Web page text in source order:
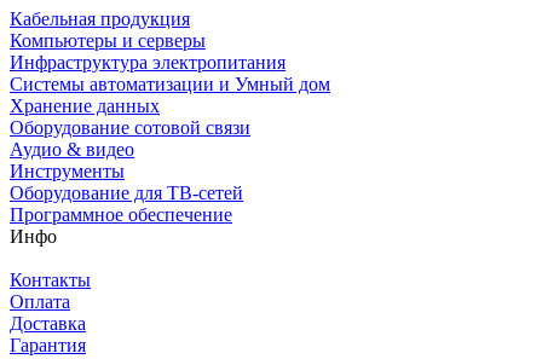
Кабельная продукция
Компьютеры и серверы
Инфраструктура электропитания
Системы автоматизации и Умный дом
Хранение данных
Оборудование сотовой связи
Аудио & видео
Инструменты
Оборудование для ТВ-сетей
Программное обеспечение
Инфо
Контакты
Оплата
Доставка
Гарантия